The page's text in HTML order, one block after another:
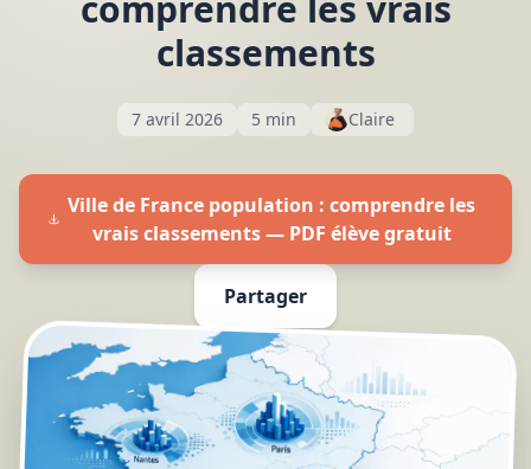
classements
7 avril 2026 5 min Claire
Ville de France population : comprendre les
vrais classements — PDF élève gratuit
Partager